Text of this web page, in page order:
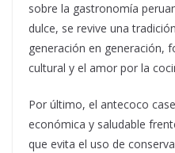
sobre la gastronomía
dulce, se revive una
generación en generación,
cultural y el amor por la
Por último, el antecoco
económica y saludable
que evita el uso de